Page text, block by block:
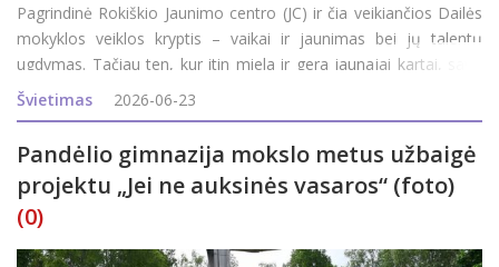
Pagrindinė Rokiškio Jaunimo centro (JC) ir čia veikiančios Dailės
mokyklos veiklos kryptis – vaikai ir jaunimas bei jų talentų
ugdymas. Tačiau ten, kur itin miela ir gera jaunajai kartai, savo
vietą randa ir suaugusieji. JC direktorė Inga Vagonė pasidžiaugė,
kad šiais metais siūl
Švietimas 2026-06-23
Pandėlio gimnazija mokslo metus užbaigė
projektu „Jei ne auksinės vasaros“ (foto)
(0)